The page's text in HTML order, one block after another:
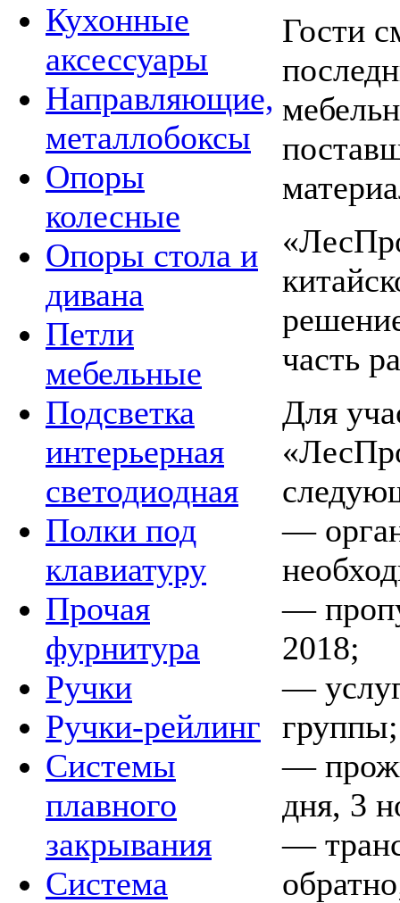
Кухонные
аксессуары
Направляющие,
металлобоксы
Опоры
колесные
Опоры стола и
дивана
Петли
мебельные
Подсветка
интерьерная
светодиодная
Полки под
клавиатуру
Прочая
фурнитура
Ручки
Ручки-рейлинг
Системы
плавного
закрывания
Система
Гости
часть
Для
—
—
2018;
—
группы;
—
дня, 3
—